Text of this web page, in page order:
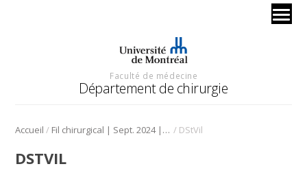
Faculté de médecine
Département de chirurgie
Accueil / Fil chirurgical | Sept. 2024 | Chirurgie pédiatrique / DStVil
DSTVIL